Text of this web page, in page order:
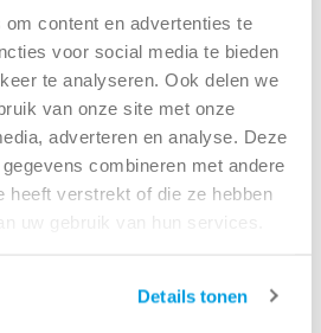
content en advertenties te
voor social media te bieden
te analyseren. Ook delen we
van onze site met onze
adverteren en analyse. Deze
combineren met andere
heeft verstrekt of die ze hebben
uw gebruik van hun services.
Details tonen
op zoek naar een fijne job mét
mét een fijne sfeer én
bijdragen aan ee...